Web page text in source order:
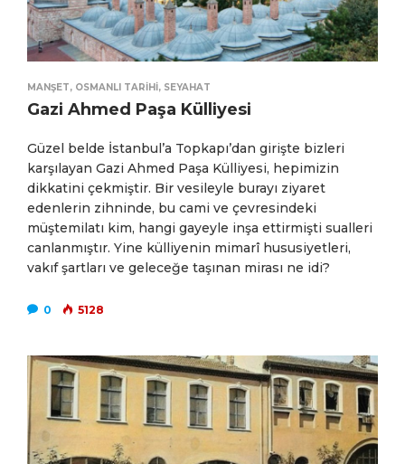
MANŞET, OSMANLI TARIHI, SEYAHAT
Gazi Ahmed Paşa Külliyesi
Güzel belde İstanbul’a Topkapı’dan girişte bizleri
karşılayan Gazi Ahmed Paşa Külliyesi, hepimizin
dikkatini çekmiştir. Bir vesileyle burayı ziyaret
edenlerin zihninde, bu cami ve çevresindeki
müştemilatı kim, hangi gayeyle inşa ettirmişti sualleri
canlanmıştır. Yine külliyenin mimarî hususiyetleri,
vakıf şartları ve geleceğe taşınan mirası ne idi?
0 5128